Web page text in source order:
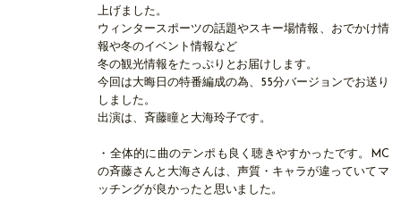
上げました。
ウィンタースポーツの話題やスキー場情報、おでかけ情
報や冬のイベント情報など
冬の観光情報をたっぷりとお届けします。
今回は大晦日の特番編成の為、55分バージョンでお送り
しました。
出演は、斉藤瞳と大海玲子です。
・全体的に曲のテンポも良く聴きやすかったです。MC
の斉藤さんと大海さんは、声質・キャラが違っていてマ
ッチングが良かったと思いました。